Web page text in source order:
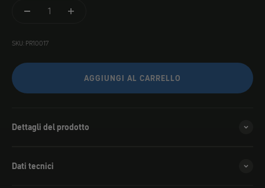
SKU: PR10017
AGGIUNGI AL CARRELLO
Dettagli del prodotto
Dati tecnici